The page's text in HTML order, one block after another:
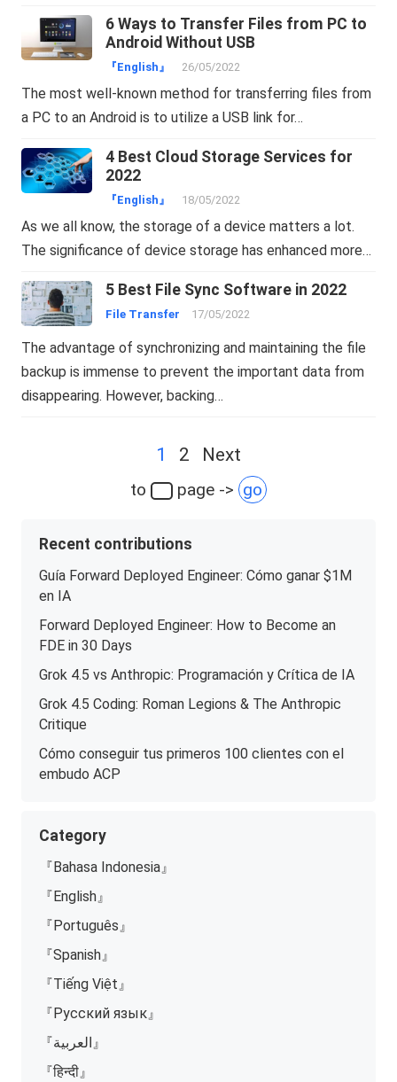
6 Ways to Transfer Files from PC to
Android Without USB
『English』 26/05/2022
The most well-known method for transferring files from
a PC to an Android is to utilize a USB link for…
4 Best Cloud Storage Services for
2022
『English』 18/05/2022
As we all know, the storage of a device matters a lot.
The significance of device storage has enhanced more…
5 Best File Sync Software in 2022
File Transfer 17/05/2022
The advantage of synchronizing and maintaining the file
backup is immense to prevent the important data from
disappearing. However, backing…
1 2 Next
to page -> go
Recent contributions
Guía Forward Deployed Engineer: Cómo ganar $1M
en IA
Forward Deployed Engineer: How to Become an
FDE in 30 Days
Grok 4.5 vs Anthropic: Programación y Crítica de IA
Grok 4.5 Coding: Roman Legions & The Anthropic
Critique
Cómo conseguir tus primeros 100 clientes con el
embudo ACP
Category
『Bahasa Indonesia』
『English』
『Português』
『Spanish』
『Tiếng Việt』
『Русский язык』
『العربية』
『हिन्दी』